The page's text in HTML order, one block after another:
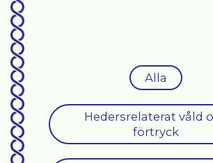
Alla
Hedersrelaterat våld
förtryck